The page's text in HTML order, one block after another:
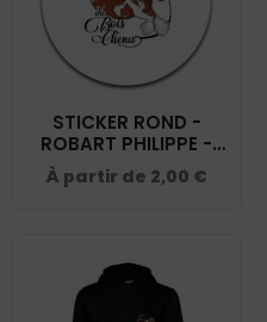
STICKER ROND -
ROBART PHILIPPE -
STI001
À partir de 2,00 €